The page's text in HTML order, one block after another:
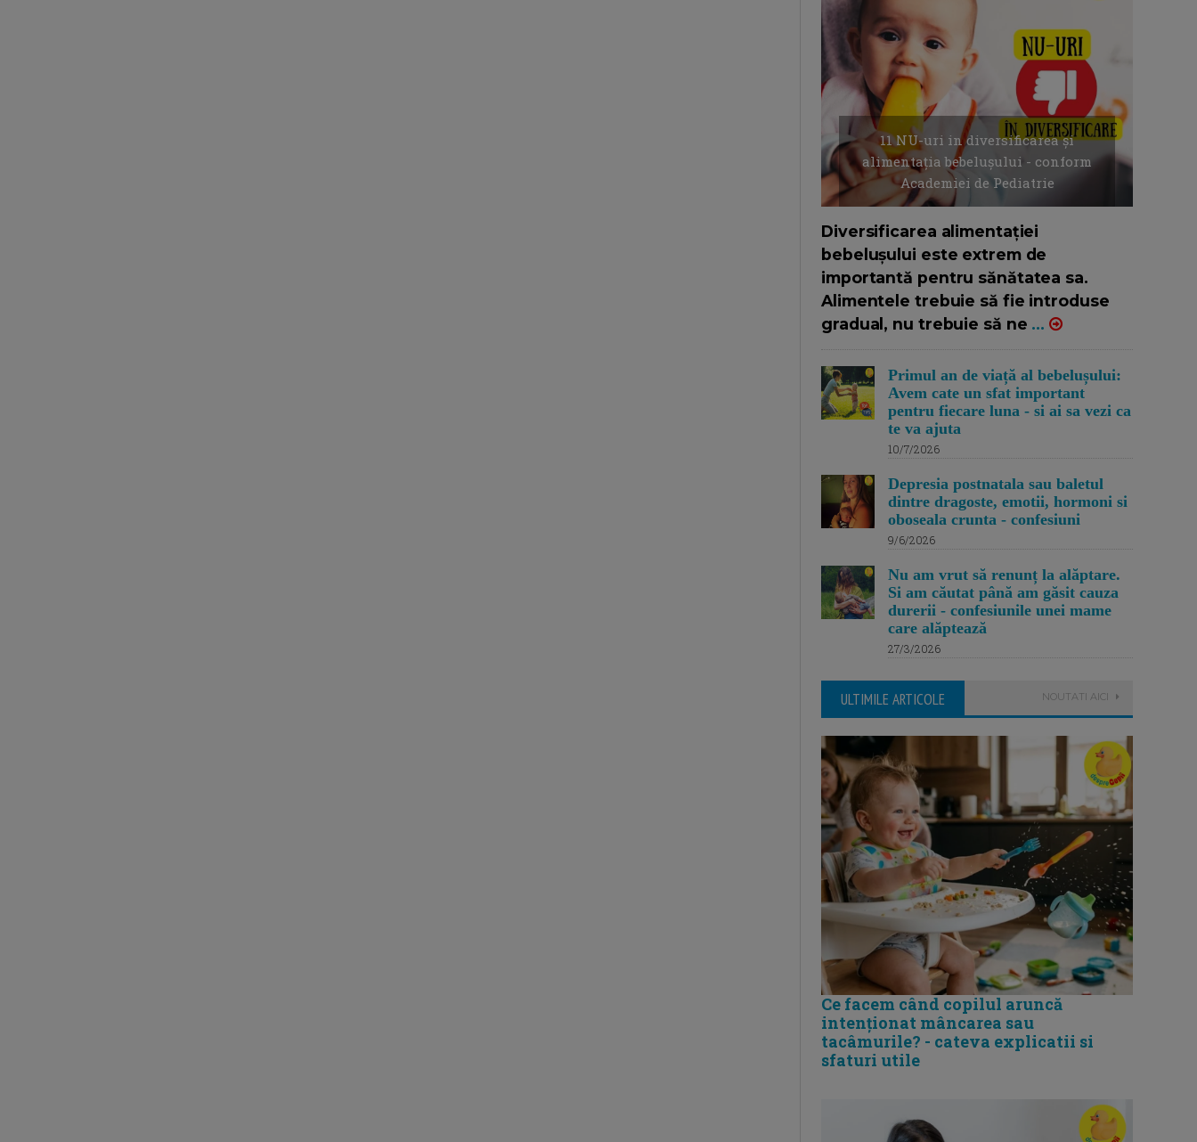
11 NU-uri in diversificarea și
alimentația bebelușului - conform
Academiei de Pediatrie
Diversificarea alimentației
bebelușului este extrem de
importantă pentru sănătatea sa.
Alimentele trebuie să fie introduse
gradual, nu trebuie să ne ...
Primul an de viață al bebelușului:
Avem cate un sfat important
pentru fiecare luna - si ai sa vezi ca
te va ajuta
10/7/2026
Depresia postnatala sau baletul
dintre dragoste, emotii, hormoni si
oboseala crunta - confesiuni
9/6/2026
Nu am vrut să renunț la alăptare.
Si am căutat până am găsit cauza
durerii - confesiunile unei mame
care alăptează
27/3/2026
ULTIMILE ARTICOLE NOUTATI AICI
Ce facem când copilul aruncă
intenționat mâncarea sau
tacâmurile? - cateva explicatii si
sfaturi utile